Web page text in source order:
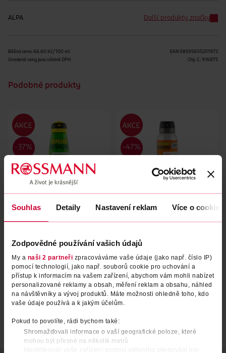
Souhlas Detaily Nastavení reklam Více o cookies
Zodpovědné používání vašich údajů
My a naši 2 partneři zpracováváme vaše údaje (jako např. číslo IP)
pomocí technologií, jako např. souborů cookie pro uchování a
přístup k informacím na vašem zařízení, abychom vám mohli nabízet
personalizované reklamy a obsah, měření reklam a obsahu, náhled
na návštěvníky a vývoj produktů. Máte možnosti ohledně toho, kdo
vaše údaje používá a k jakým účelům.
Pokud to povolíte, rádi bychom také:
Shromažďovali informace o vaší geografické poloze, které
mohou být přesné na několik metrů
Identifikovali vaše zařízení pomocí aktivního skenování pro
ALPA Další produkty značky
Běžná cena: 66.60 Kč/100 ml
Uvedené ceny jsou včetně DPH
EAN 08595605201973
Obj. č.: 916875
Podobné produkty
Predator 150 ml
159 Kč
99.90 Kč
DO KOŠÍKU
Obj. č.: 579797
Predator
189 Kč
99.90 Kč
DO KOŠÍKU
Obj. č.: 579780